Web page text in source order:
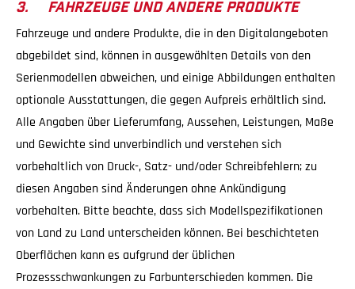
3. FAHRZEUGE UND ANDERE PRODUKTE
Fahrzeuge und andere Produkte, die in den Digitalangeboten
abgebildet sind, können in ausgewählten Details von den
Serienmodellen abweichen, und einige Abbildungen enthalten
optionale Ausstattungen, die gegen Aufpreis erhältlich sind.
Alle Angaben über Lieferumfang, Aussehen, Leistungen, Maße
und Gewichte sind unverbindlich und verstehen sich
vorbehaltlich von Druck-, Satz- und/oder Schreibfehlern; zu
diesen Angaben sind Änderungen ohne Ankündigung
vorbehalten. Bitte beachte, dass sich Modellspezifikationen
von Land zu Land unterscheiden können. Bei beschichteten
Oberflächen kann es aufgrund der üblichen
Prozessschwankungen zu Farbunterschieden kommen. Die